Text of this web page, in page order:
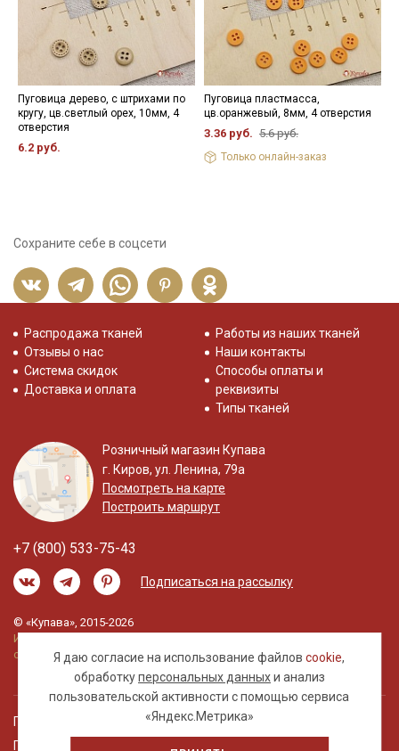
Пуговица дерево, с штрихами по
кругу, цв.светлый орех, 10мм, 4
отверстия
6.2 руб.
Пуговица пластмасса,
цв.оранжевый, 8мм, 4 отверстия
3.36 руб. 5.6 руб.
Только онлайн-заказ
Сохраните себе в соцсети
Я даю согласие на использование файловcookie,
обработкуперсональных данныхи анализ
пользовательской активности с помощью сервиса
«Яндекс.Метрика»
Распродажа тканей
Отзывы о нас
Система скидок
Доставка и оплата
Работы из наших тканей
Наши контакты
Способы оплаты и
реквизиты
Типы тканей
Розничный магазин Купава
г. Киров, ул. Ленина, 79а
Посмотреть на карте
Построить маршрут
+7 (800) 533-75-43
Подписаться на рассылку
© «Купава», 2015-2026
Информация на сайте не является публичной
офертой.
Правовая информация
Политика обработки персональных данных